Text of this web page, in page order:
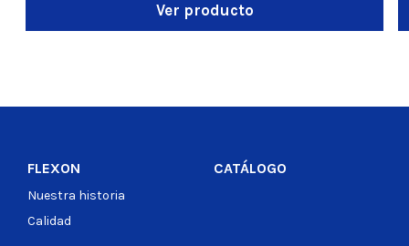
Ver producto
FLEXON
Nuestra historia
Calidad
CATÁLOGO